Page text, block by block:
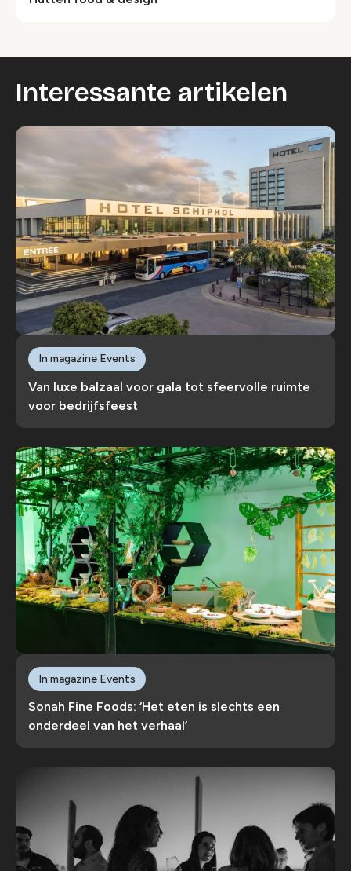
Interessante artikelen
Van luxe balzaal voor gala tot sfeervolle ruimte
voor bedrijfsfeest
In magazine Events
Sonah Fine Foods: ‘Het eten is slechts een
onderdeel van het verhaal’
In magazine Events